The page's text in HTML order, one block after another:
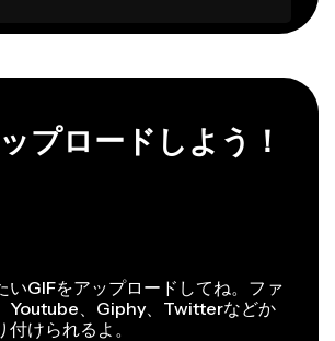
プロードしよう！
いGIFをアップロードしてね。ファ
Youtube、Giphy、Twitterなどか
けられるよ。